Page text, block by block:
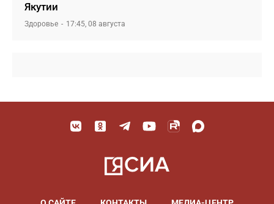
Якутии
Здоровье 17:45, 08 августа